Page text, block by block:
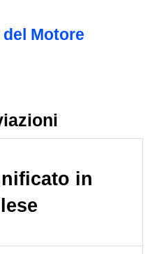
Motore
in